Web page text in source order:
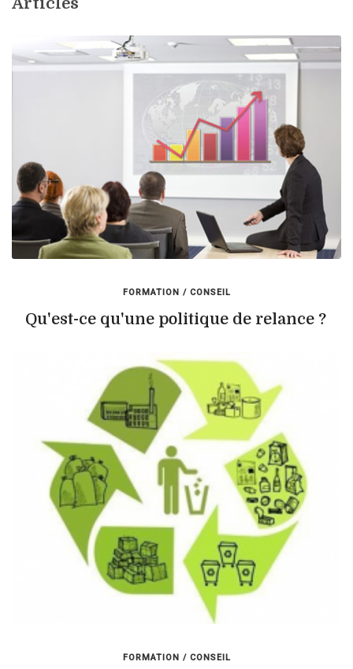
FORMATION / CONSEIL
Qu'est-ce qu'une politique de relance ?
FORMATION / CONSEIL